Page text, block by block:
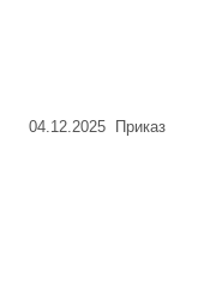
04.12.2025 Приказ